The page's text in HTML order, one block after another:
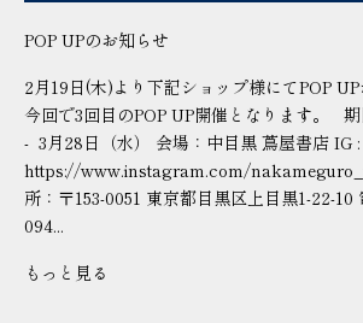
POP UPのお知らせ
2月19日(木)より下記ショップ様にてPOP UP
今回で3回目のPOP UP開催となります。 期
- 3月28日（水） 会場：中目黒 蔦屋書店 IG :
https://www.instagram.com/
所：〒153-0051 東京都目黒区上目黒1-22-10
094...
もっと見る